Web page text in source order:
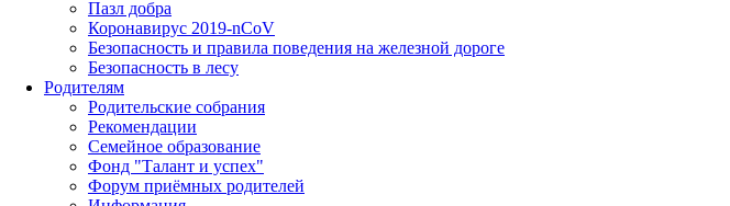
Пазл добра
Коронавирус 2019-nCoV
Безопасность и правила поведения на железной дороге
Безопасность в лесу
Родителям
Родительские собрания
Рекомендации
Семейное образование
Фонд "Талант и успех"
Форум приёмных родителей